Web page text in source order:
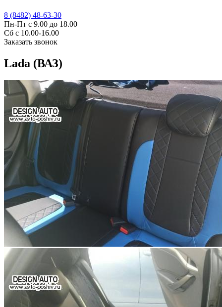
8 (8482) 48-63-30
Пн-Пт с 9.00 до 18.00
Сб с 10.00-16.00
Заказать звонок
Lada (ВАЗ)